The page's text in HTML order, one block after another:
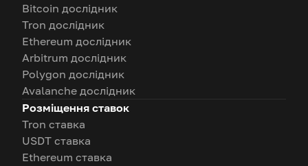
Bitcoin дослідник
Tron дослідник
Ethereum дослідник
Arbitrum дослідник
Polygon дослідник
Avalanche дослідник
Розміщення ставок
Tron ставка
USDT ставка
Ethereum ставка